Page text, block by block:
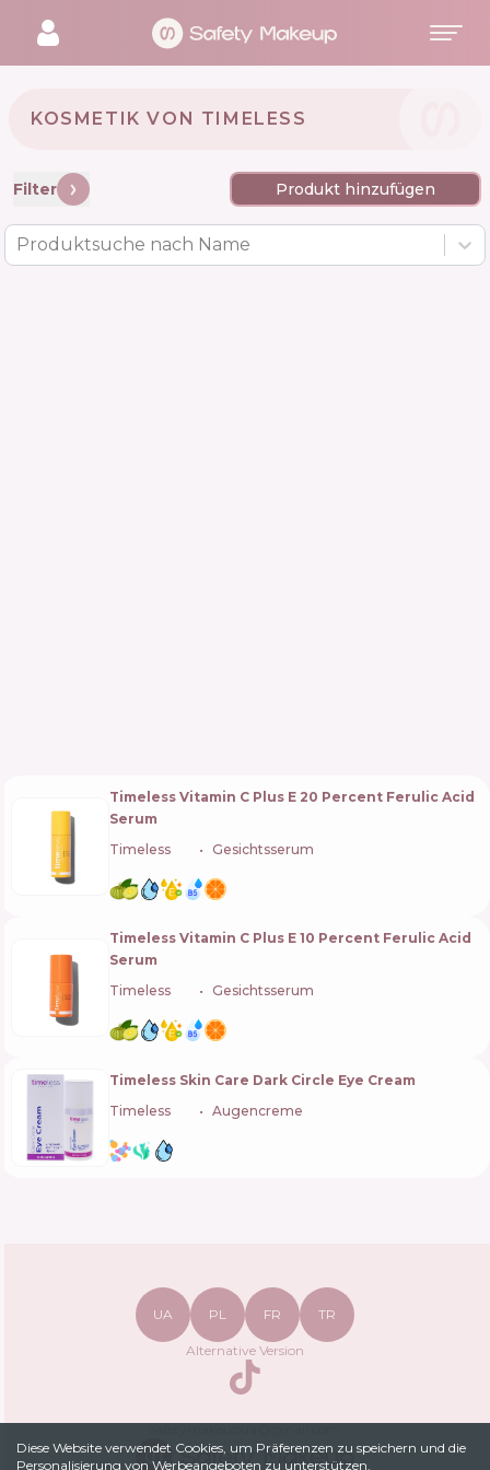
Diese Website verwendet Cookies, um Präferenzen zu speichern und die
Personalisierung von Werbeangeboten zu unterstützen.
KOSMETIK VON TIMELESS 🇺🇸
Filter Produkt hinzufügen
Produktsuche nach Name
Timeless Vitamin C Plus E 20 Percent Ferulic Acid
Serum
Timeless
Gesichtsserum
Timeless Vitamin C Plus E 10 Percent Ferulic Acid
Serum
Timeless
Gesichtsserum
Timeless Skin Care Dark Circle Eye Cream
Timeless
Augencreme
UA PL FR TR
Alternative Version
TikTok